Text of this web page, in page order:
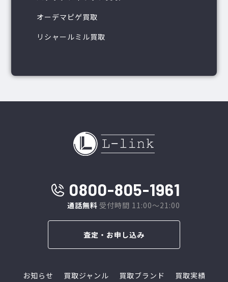
オーデマピゲ買取
リシャールミル買取
0800-805-1961
通話無料 受付時間 11:00～21:00
査定・お申し込み
お知らせ 買取ジャンル 買取ブランド 買取実績